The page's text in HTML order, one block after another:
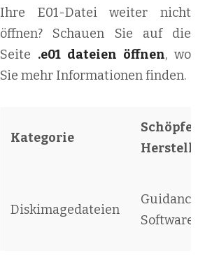
Ihre E01-Datei weiter nicht
öffnen? Schauen Sie auf die
Seite .e01 dateien öffnen, wo
Sie mehr Informationen finden.
Kategorie
Schöpfer /
Hersteller
Diskimagedateien
Guidance
Software